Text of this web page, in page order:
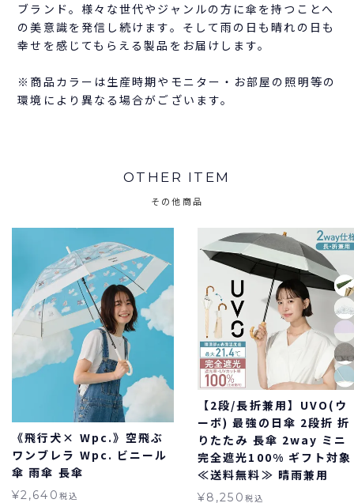
ブランド。様々な世代やジャンルの方に傘を持つことへ
の美意識を発信し続けます。そして雨の日も晴れの日も
幸せを感じてもらえる製品をお届けします。
※商品カラーは生産時期やモニター・お部屋の照明等の
環境により異なる場合がございます。
OTHER ITEM
その他商品
《飛行犬× Wpc.》空飛ぶ
ワンブレラ Wpc. ビニール
傘 雨傘 長傘
¥2,640 税込
【2段/長折兼用】UVO(ウ
ーボ) 最強の日傘 2段折 折
りたたみ 長傘 2way ミニ
完全遮光100% ギフト対象
≪送料無料≫ 晴雨兼用
¥8,250 税込